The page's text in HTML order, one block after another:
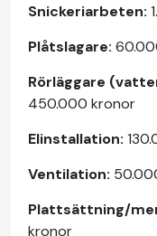
Snickeriarbeten:
Plåtslagare:
Rörläggare
450.000 kronor
Elinstallation:
Ventilation:
Plattsättning/
kronor